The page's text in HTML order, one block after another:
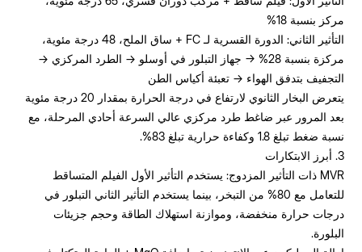
مركز بنسبة 18%
التأثير الثاني: الدورة القسرية لـ FC + ساق الملح، 48 درجة مئوية،
مركزة بنسبة 28% → جهاز التبلور في أوسلو → الطرد المركزي →
التجفيف بتدفق الهواء → تعبئة أكياس الطن
يتعرض البخار الثانوي لارتفاع في درجة الحرارة بمقدار 20 درجة مئوية
بعد المرور عبر ضاغط طرد مركزي عالي السرعة أحادي المرحلة، مع
نسبة ضغط تبلغ 1.8 وكفاءة حرارية تبلغ 83%.
3. أبرز الابتكارات
MVR ذات التأثير المزدوج: يستخدم التأثير الأول الفيلم المتساقط
للتعامل مع 80% من التبخر، بينما يستخدم التأثير الثاني التبلور في
درجات حرارة منخفضة، وموازنة استهلاك الطاقة وحجم جزيئات
البلورة.